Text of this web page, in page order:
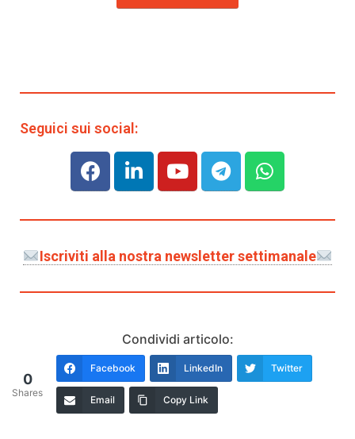
Seguici sui social:
Iscriviti alla nostra newsletter settimanale
Condividi articolo:
0
Shares
Facebook LinkedIn Twitter
Email Copy Link